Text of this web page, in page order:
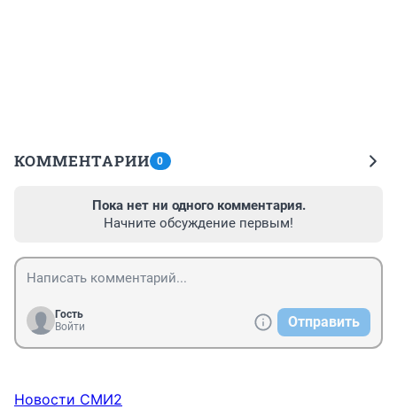
КОММЕНТАРИИ 0
Пока нет ни одного комментария.
Начните обсуждение первым!
Гость
Войти
Отправить
Новости СМИ2